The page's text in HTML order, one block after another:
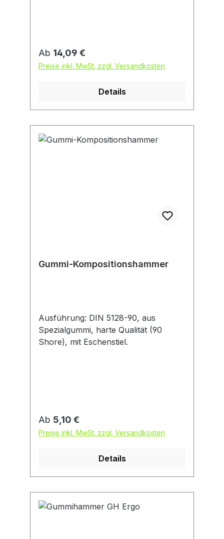
Regulärer Preis:
Ab 14,09 €
Preise inkl. MwSt. zzgl. Versandkosten
Details
Gummi-Kompositionshammer
Ausführung: DIN 5128-90, aus
Spezialgummi, harte Qualität (90
Shore), mit Eschenstiel.
Regulärer Preis:
Ab 5,10 €
Preise inkl. MwSt. zzgl. Versandkosten
Details